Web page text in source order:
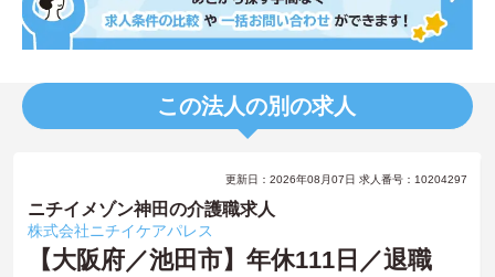
この法人の別の求人
更新日：2026年08月07日 求人番号：10204297
ニチイメゾン神田の介護職求人
株式会社ニチイケアパレス
【大阪府／池田市】年休111日／退職